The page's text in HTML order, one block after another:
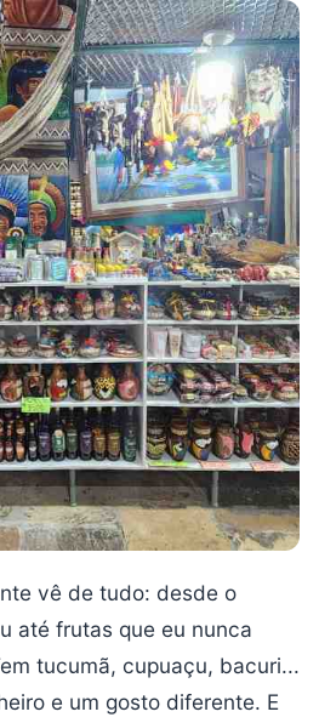
vê de tudo: desde o
até frutas que eu nunca
tucumã, cupuaçu, bacuri...
e um gosto diferente. E